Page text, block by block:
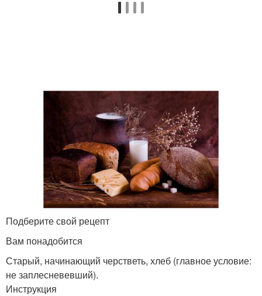
Подберите свой рецепт
Вам понадобится
Старый, начинающий черстветь, хлеб (главное условие:
не заплесневевший).
Инструкция